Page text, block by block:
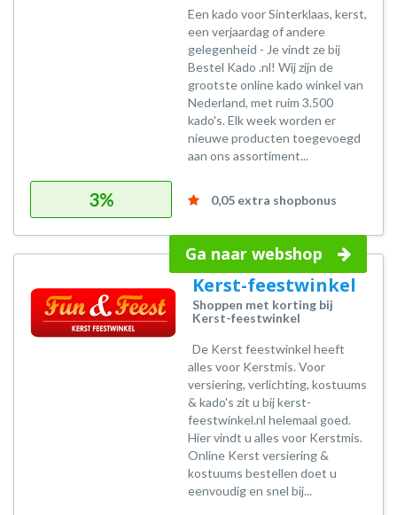
Een kado voor Sinterklaas, kerst,
een verjaardag of andere
gelegenheid - Je vindt ze bij
Bestel Kado .nl! Wij zijn de
grootste online kado winkel van
Nederland, met ruim 3.500
kado's. Elk week worden er
nieuwe producten toegevoegd
aan ons assortiment...
3% 0,05 extra shopbonus
Ga naar webshop
Kerst-feestwinkel
Shoppen met korting bij
Kerst-feestwinkel
De Kerst feestwinkel heeft
alles voor Kerstmis. Voor
versiering, verlichting, kostuums
& kado's zit u bij kerst-
feestwinkel.nl helemaal goed.
Hier vindt u alles voor Kerstmis.
Online Kerst versiering &
kostuums bestellen doet u
eenvoudig en snel bij...